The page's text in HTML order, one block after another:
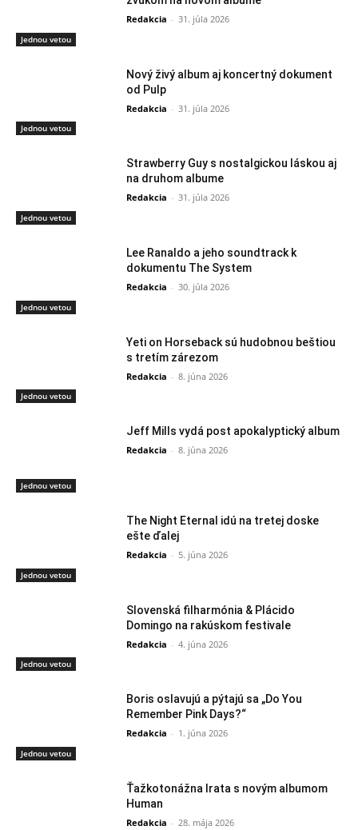
Jednou vetou
Redakcia - 31. júla 2026
Jednou vetou
Nový živý album aj koncertný dokument
od Pulp
Redakcia - 31. júla 2026
Jednou vetou
Strawberry Guy s nostalgickou láskou aj
na druhom albume
Redakcia - 31. júla 2026
Jednou vetou
Lee Ranaldo a jeho soundtrack k
dokumentu The System
Redakcia - 30. júla 2026
Jednou vetou
Yeti on Horseback sú hudobnou beštiou
s tretím zárezom
Redakcia - 8. júna 2026
Jednou vetou
Jeff Mills vydá post apokalyptický album
Redakcia - 8. júna 2026
Jednou vetou
The Night Eternal idú na tretej doske
ešte ďalej
Redakcia - 5. júna 2026
Jednou vetou
Slovenská filharmónia & Plácido
Domingo na rakúskom festivale
Redakcia - 4. júna 2026
Jednou vetou
Boris oslavujú a pýtajú sa „Do You
Remember Pink Days?“
Redakcia - 1. júna 2026
Ťažkotonážna Irata s novým albumom
Human
Redakcia - 28. mája 2026